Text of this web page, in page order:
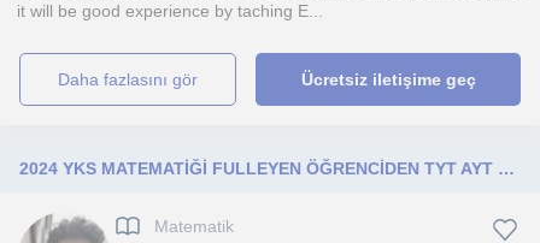
it will be good experience by taching E...
daha fazlasını gör Ücretsiz iletişime geç
2024 YKS MATEMATİĞİ FULLEYEN ÖĞRENCİDEN TYT AYT MATEMATİK ÖZEL DERS
Matematik